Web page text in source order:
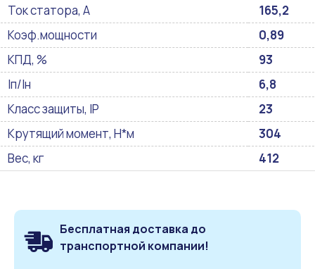
Ток статора, А
165,2
Коэф.мощности
0,89
КПД, %
93
Iп/Iн
6,8
Класс защиты, IP
23
Крутящий момент, Н*м
304
Вес, кг
412
Бесплатная доставка до
транспортной компании!